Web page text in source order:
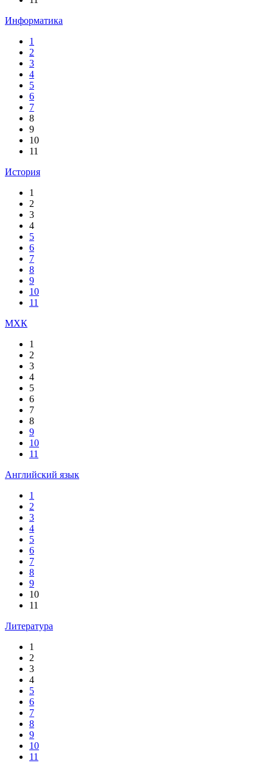
Информатика
1
2
3
4
5
6
7
8
9
10
11
История
1
2
3
4
5
6
7
8
9
10
11
МХК
1
2
3
4
5
6
7
8
9
10
11
Английский язык
1
2
3
4
5
6
7
8
9
10
11
Литература
1
2
3
4
5
6
7
8
9
10
11